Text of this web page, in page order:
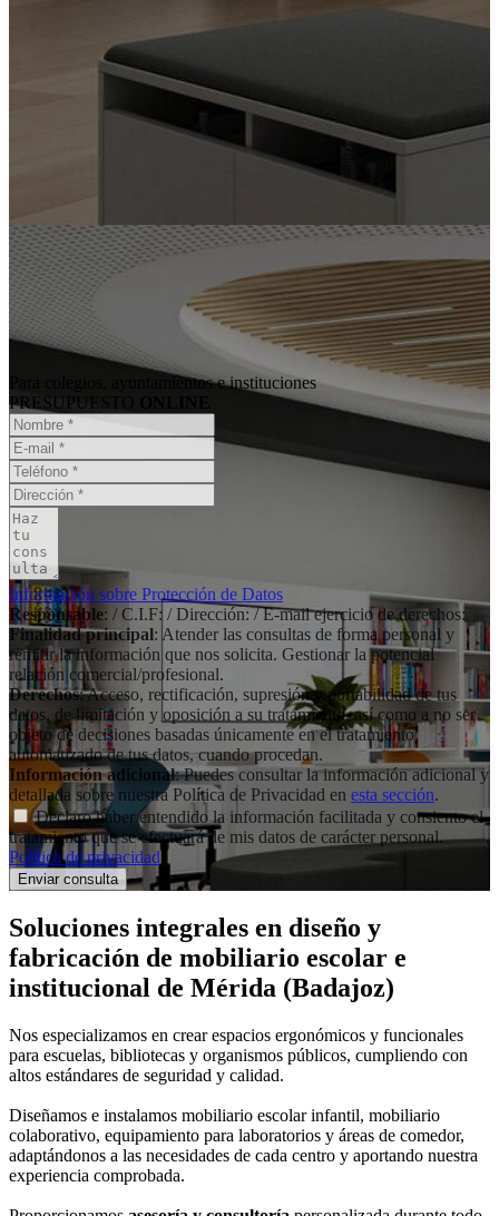
Para colegios, ayuntamientos e instituciones
PRESUPUESTO
Información sobre Protección de Datos
Responsable: / C.I.F: / Dirección: / E-mail ejercicio de derechos:
Finalidad principal: Atender las consultas de forma personal y
remitir la información que nos solicita. Gestionar la potencial
relación comercial/profesional.
Derechos: Acceso, rectificación, supresión y portabilidad de tus
datos, de limitación y oposición a su tratamiento, así como a no ser
objeto de decisiones basadas únicamente en el tratamiento
automatizado de tus datos, cuando procedan.
Información adicional: Puedes consultar la información adicional y
detallada sobre nuestra Política de Privacidad en esta sección.
Declaro haber entendido la información facilitada y consiento el
tratamiento que se efectuará de mis datos de carácter personal.
Política de privacidad.
Soluciones integrales en diseño y
fabricación de mobiliario escolar e
institucional de Mérida (Badajoz)
Nos especializamos en crear espacios ergonómicos y funcionales
para escuelas, bibliotecas y organismos públicos, cumpliendo con
altos estándares de seguridad y calidad.
Diseñamos e instalamos mobiliario escolar infantil, mobiliario
colaborativo, equipamiento para laboratorios y áreas de comedor,
adaptándonos a las necesidades de cada centro y aportando nuestra
experiencia comprobada.